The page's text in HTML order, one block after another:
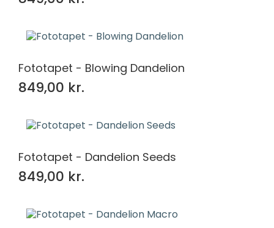
Fototapet - Blowing Dandelion
849,00 kr.
Fototapet - Dandelion Seeds
849,00 kr.